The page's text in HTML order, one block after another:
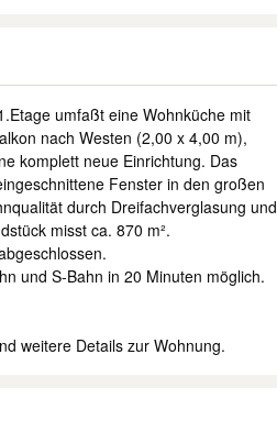
umfaßt eine Wohnküche mit
nach Westen (2,00 x 4,00 m),
komplett neue Einrichtung. Das
Fenster in den großen
durch Dreifachverglasung und
misst ca. 870 m².
und S-Bahn in 20 Minuten möglich.
weitere Details zur Wohnung.